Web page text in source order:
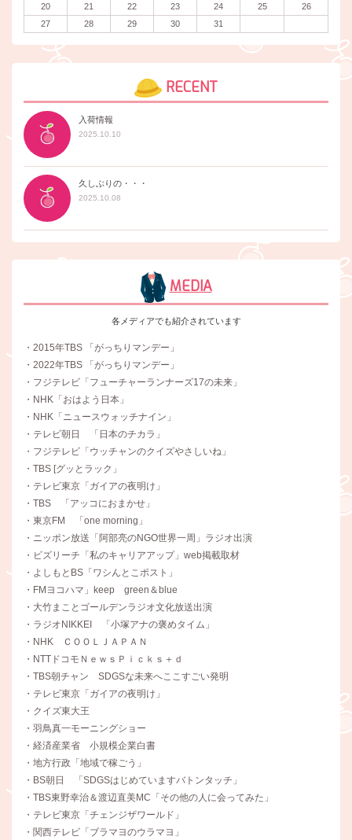
20
21 22 23 24 25
26
27
28 29 30 31
RECENT
入荷情報
2025.10.10
久しぶりの・・・
2025.10.08
MEDIA
各メディアでも紹介されています
・2015年TBS 「がっちりマンデー」
・2022年TBS 「がっちりマンデー」
・フジテレビ「フューチャーランナーズ17の未来」
・NHK「おはよう日本」
・NHK「ニュースウォッチナイン」
・テレビ朝日 「日本のチカラ」
・フジテレビ「ウッチャンのクイズやさしいね」
・TBS [グッとラック」
・テレビ東京「ガイアの夜明け」
・TBS 「アッコにおまかせ」
・東京FM 「one morning」
・ニッポン放送「阿部亮のNGO世界一周」ラジオ出演
・ビズリーチ「私のキャリアアップ」web掲載取材
・よしもとBS「ワシんとこポスト」
・FMヨコハマ」keep green＆blue
・大竹まことゴールデンラジオ文化放送出演
・ラジオNIKKEI 「小塚アナの褒めタイム」
・NHK ＣＯＯＬＪＡＰＡＮ
・NTTドコモＮｅｗｓＰｉｃｋｓ＋ｄ
・TBS朝チャン SDGSな未来へここすごい発明
・テレビ東京「ガイアの夜明け」
・クイズ東大王
・羽鳥真一モーニングショー
・経済産業省 小規模企業白書
・地方行政「地域で稼ごう」
・BS朝日 「SDGSはじめていますバトンタッチ」
・TBS東野幸治＆渡辺直美MC「その他の人に会ってみた」
・テレビ東京「チェンジザワールド」
・関西テレビ「ブラマヨのウラマヨ」